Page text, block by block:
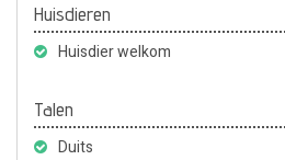
Huisdieren
Huisdier welkom
Talen
Duits